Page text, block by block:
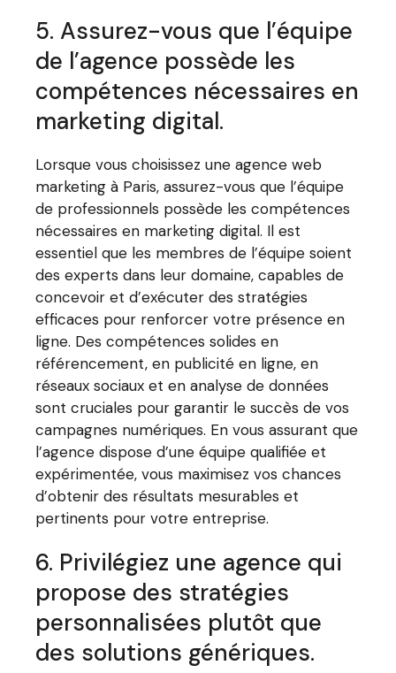
5. Assurez-vous que l’équipe
de l’agence possède les
compétences nécessaires en
marketing digital.
Lorsque vous choisissez une agence web
marketing à Paris, assurez-vous que l’équipe
de professionnels possède les compétences
nécessaires en marketing digital. Il est
essentiel que les membres de l’équipe soient
des experts dans leur domaine, capables de
concevoir et d’exécuter des stratégies
efficaces pour renforcer votre présence en
ligne. Des compétences solides en
référencement, en publicité en ligne, en
réseaux sociaux et en analyse de données
sont cruciales pour garantir le succès de vos
campagnes numériques. En vous assurant que
l’agence dispose d’une équipe qualifiée et
expérimentée, vous maximisez vos chances
d’obtenir des résultats mesurables et
pertinents pour votre entreprise.
6. Privilégiez une agence qui
propose des stratégies
personnalisées plutôt que
des solutions génériques.